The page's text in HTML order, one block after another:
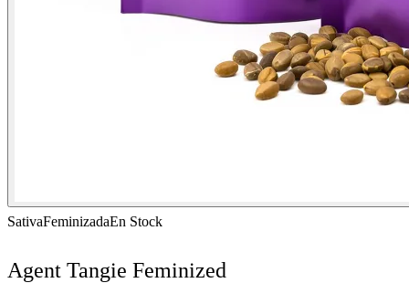
SativaFeminizadaEn Stock
Agent Tangie Feminized